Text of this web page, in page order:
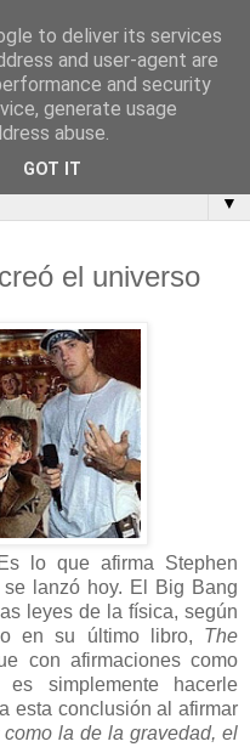
▼
el universo
lo que afirma Stephen
lanzó hoy. El Big Bang
leyes de la física, según
en su último libro, The
con afirmaciones como
simplemente hacerle
esta conclusión al afirmar
la de la gravedad, el
to deliver its services
and user-agent are
and security
generate usage
abuse.
GOT IT